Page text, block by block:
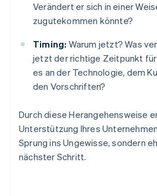
Verändert er sich in einer
zugutekommen könnte?
Timing: Warum jetzt? Was
jetzt der richtige Zeitpunkt
es an der Technologie, dem
den Vorschriften?
Durch diese Herangehensweise
Unterstützung Ihres
Sprung ins Ungewisse, sondern
nächster Schritt.